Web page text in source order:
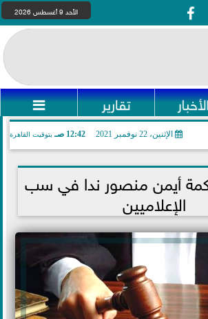
 الأحد 9 أغسطس 2026
تقارير 
الإثنين، 22 نوفمبر 2021 12:42 صـ بتوقيت القاهرة
أيمن منصور ندا في سب
الإعلاميين